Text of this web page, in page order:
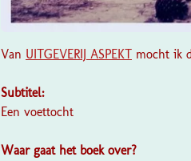
Van UITGEVERIJ ASPEKT mocht ik
Subtitel:
Een voettocht
Waar gaat het boek over?